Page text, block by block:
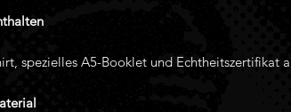
spezielles A5-Booklet und Echtheitszertifikat